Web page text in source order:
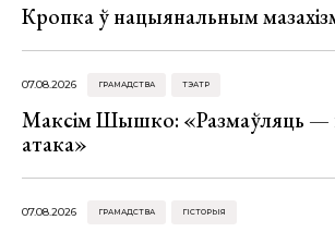
Кропка ў нацыянальным
07.08.2026 ГРАМАДСТВА ТЭАТР
Максім Шышко: «Размаўляць —
атака»
07.08.2026 ГРАМАДСТВА ГІСТОРЫЯ